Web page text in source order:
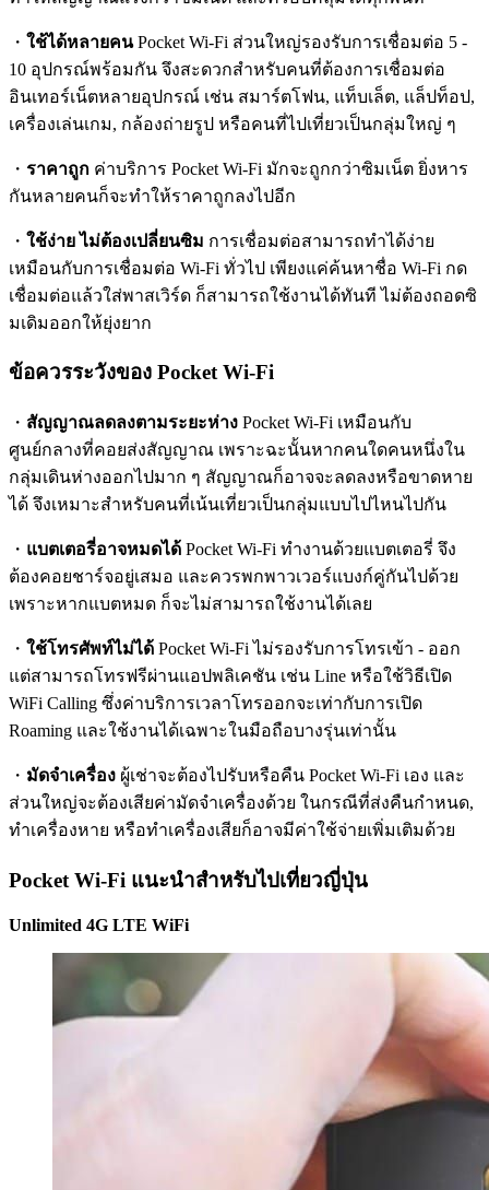
・ ใช้ได้หลายคนPocket Wi-Fi ส่วนใหญ่รองรับการเชื่อมต่อ 5 -
10 อุปกรณ์พร้อมกัน จึงสะดวกสำหรับคนที่ต้องการเชื่อมต่อ
อินเทอร์เน็ตหลายอุปกรณ์ เช่น สมาร์ตโฟน, แท็บเล็ต, แล็ปท็อป,
เครื่องเล่นเกม, กล้องถ่ายรูป หรือคนที่ไปเที่ยวเป็นกลุ่มใหญ่ ๆ
・ ราคาถูก ค่าบริการ Pocket Wi-Fi มักจะถูกกว่าซิมเน็ต ยิ่งหาร
กันหลายคนก็จะทำให้ราคาถูกลงไปอีก
・ ใช้ง่าย ไม่ต้องเปลี่ยนซิม การเชื่อมต่อสามารถทำได้ง่าย
เหมือนกับการเชื่อมต่อ Wi-Fi ทั่วไป เพียงแค่ค้นหาชื่อ Wi-Fi กด
เชื่อมต่อแล้วใส่พาสเวิร์ด ก็สามารถใช้งานได้ทันที ไม่ต้องถอดซิ
มเดิมออกให้ยุ่งยาก
ข้อควรระวังของ Pocket Wi-Fi
・ สัญญาณลดลงตามระยะห่าง Pocket Wi-Fi เหมือนกับ
ศูนย์กลางที่คอยส่งสัญญาณ เพราะฉะนั้นหากคนใดคนหนึ่งใน
กลุ่มเดินห่างออกไปมาก ๆ สัญญาณก็อาจจะลดลงหรือขาดหาย
ได้ จึงเหมาะสำหรับคนที่เน้นเที่ยวเป็นกลุ่มแบบไปไหนไปกัน
・ แบตเตอรี่อาจหมดได้ Pocket Wi-Fi ทำงานด้วยแบตเตอรี่ จึง
ต้องคอยชาร์จอยู่เสมอ และควรพกพาวเวอร์แบงก์คู่กันไปด้วย
เพราะหากแบตหมด ก็จะไม่สามารถใช้งานได้เลย
・ ใช้โทรศัพท์ไม่ได้ Pocket Wi-Fi ไม่รองรับการโทรเข้า - ออก
แต่สามารถโทรฟรีผ่านแอปพลิเคชัน เช่น Line หรือใช้วิธีเปิด
WiFi Calling ซึ่งค่าบริการเวลาโทรออกจะเท่ากับการเปิด
Roaming และใช้งานได้เฉพาะในมือถือบางรุ่นเท่านั้น
・ มัดจำเครื่อง ผู้เช่าจะต้องไปรับหรือคืน Pocket Wi-Fi เอง และ
ส่วนใหญ่จะต้องเสียค่ามัดจำเครื่องด้วย ในกรณีที่ส่งคืนกำหนด,
ทำเครื่องหาย หรือทำเครื่องเสียก็อาจมีค่าใช้จ่ายเพิ่มเติมด้วย
Pocket Wi-Fi แนะนำสำหรับไปเที่ยวญี่ปุ่น
Unlimited 4G LTE WiFi